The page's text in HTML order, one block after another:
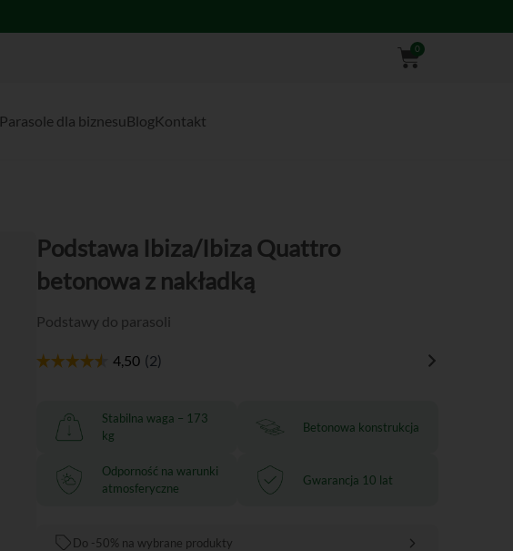
0
Wózek
Parasole dla biznesuBlogKontakt
Podstawa Ibiza/Ibiza Quattro
betonowa z nakładką
Podstawy do parasoli
Stabilna waga – 173
kg
Betonowa konstrukcja
Odporność na warunki
atmosferyczne
Gwarancja 10 lat
Do -50% na wybrane produkty